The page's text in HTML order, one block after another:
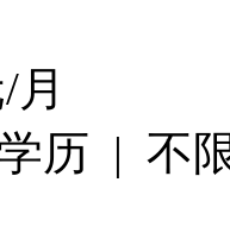
月
历 | 不